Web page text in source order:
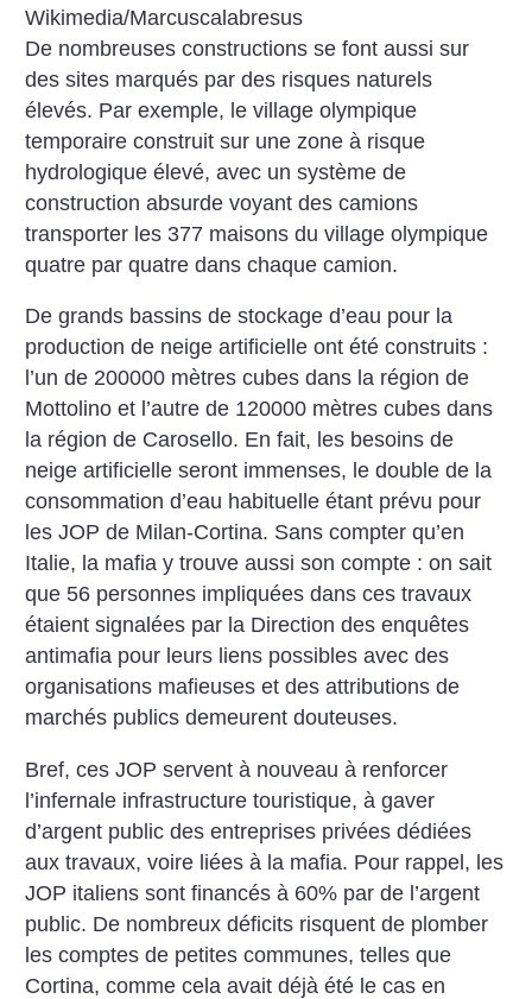
Wikimedia/Marcuscalabresus
De nombreuses constructions se font aussi sur
des sites marqués par des risques naturels
élevés. Par exemple, le village olympique
temporaire construit sur une zone à risque
hydrologique élevé, avec un système de
construction absurde voyant des camions
transporter les 377 maisons du village olympique
quatre par quatre dans chaque camion.
De grands bassins de stockage d’eau pour la
production de neige artificielle ont été construits :
l’un de 200000 mètres cubes dans la région de
Mottolino et l’autre de 120000 mètres cubes dans
la région de Carosello. En fait, les besoins de
neige artificielle seront immenses, le double de la
consommation d’eau habituelle étant prévu pour
les JOP de Milan-Cortina. Sans compter qu’en
Italie, la mafia y trouve ­aussi son compte : on sait
que 56 personnes impliquées dans ces travaux
étaient signalées par la Direction des enquêtes
antimafia pour leurs liens possibles avec des
organisations mafieuses et des attributions de
marchés publics demeurent douteuses.
Bref, ces JOP servent à nouveau à renforcer
l’infernale infrastructure touristique, à gaver
d’argent public des entreprises privées dédiées
aux travaux, voire liées à la mafia. Pour rappel, les
JOP italiens sont financés à 60% par de l’argent
public. De nombreux déficits risquent de plomber
les comptes de petites communes, telles que
Cortina, comme cela avait déjà été le cas en